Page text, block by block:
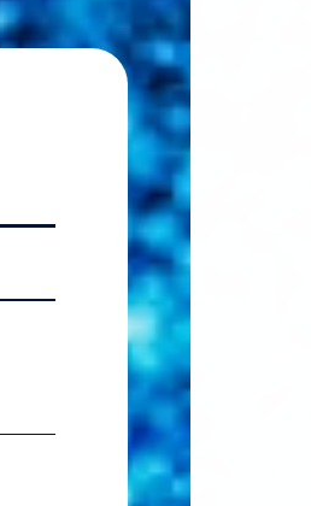
2026.07.06
2026.07.06